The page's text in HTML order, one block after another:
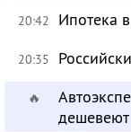
20:42 Ипотека
20:35
🔥
дешевеют